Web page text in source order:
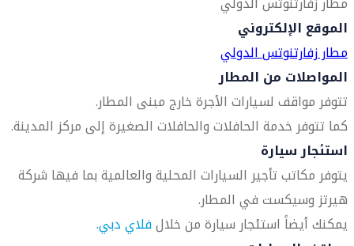
الموقع الإلكتروني
مطار زفارتنوتس الدولي
المواصلات من المطار
تتوفر مواقف لسيارات الأجرة خارج مبنى المطار.
كما تتوفر خدمة الحافلات والحافلات الصغيرة إلى مركز المدينة.
استئجار سيارة
يتوفر مكاتب تأجير السيارات المحلية والعالمية بما فيها شركة
هيرتز وسيكست في المطار.
يمكنك أيضاً استئجار سيارة من خلالفلاي دبي.